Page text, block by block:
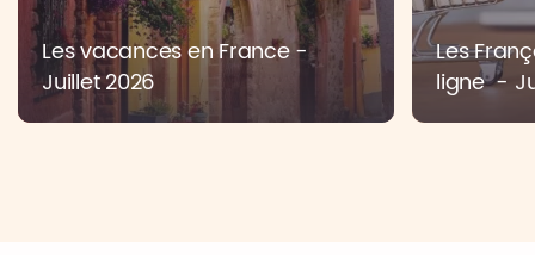
Les vacances en France -
Juillet 2026
Les
ligne -